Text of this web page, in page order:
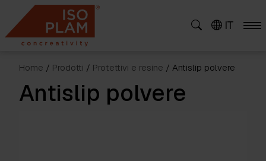
content
IT
Home / Prodotti / Protettivi e resine / Antislip polvere
Antislip polvere